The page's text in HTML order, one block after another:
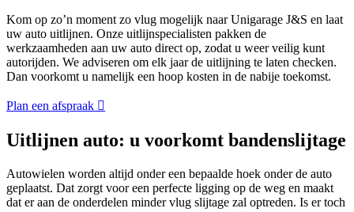
Kom op zo’n moment zo vlug mogelijk naar Unigarage J&S en laat
uw auto uitlijnen. Onze uitlijnspecialisten pakken de
werkzaamheden aan uw auto direct op, zodat u weer veilig kunt
autorijden. We adviseren om elk jaar de uitlijning te laten checken.
Dan voorkomt u namelijk een hoop kosten in de nabije toekomst.
Plan een afspraak
Uitlijnen auto: u voorkomt bandenslijtage
Autowielen worden altijd onder een bepaalde hoek onder de auto
geplaatst. Dat zorgt voor een perfecte ligging op de weg en maakt
dat er aan de onderdelen minder vlug slijtage zal optreden. Is er toch